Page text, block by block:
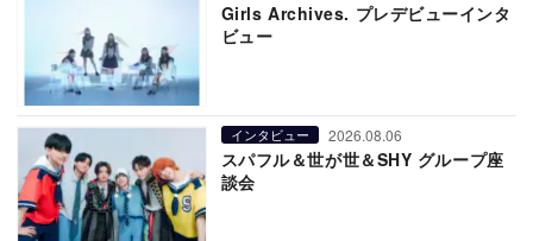
Girls Archives. プレデビューインタ
ビュー
インタビュー 2026.08.06
スパフル＆世が世＆SHY グループ座
談会